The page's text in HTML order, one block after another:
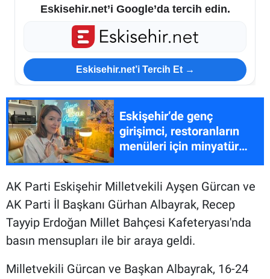
Eskisehir.net’i Google’da tercih edin.
Eskisehir.net’i Tercih Et →
Eskişehir’de genç
girişimci, restoranların
menüleri için minyatür
AK Parti Eskişehir Milletvekili Ayşen Gürcan ve
AK Parti İl Başkanı Gürhan Albayrak, Recep
Tayyip Erdoğan Millet Bahçesi Kafeteryası'nda
basın mensupları ile bir araya geldi.
Milletvekili Gürcan ve Başkan Albayrak, 16-24